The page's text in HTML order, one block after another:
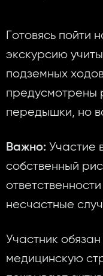
Готовясь пойти
экскурсию
подземных
предусмотрены
передышки, но
Важно: Участие
собственный
несчастные
Участник
медицинскую